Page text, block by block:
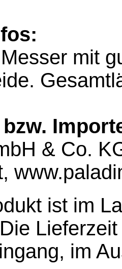
mit
& Co.
ist im
im